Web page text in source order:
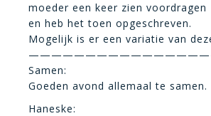
moeder een keer zien voordragen
en heb het toen opgeschreven.
Mogelijk is er een variatie van
Samen:
Goeden avond allemaal te samen.
Haneske: